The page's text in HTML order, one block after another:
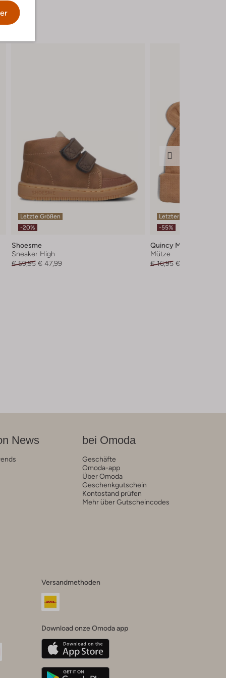
Letzte Größen
-20%
Shoesme
Sneaker High
€ 59,95 € 47,99
Letzter Artikel
-55%
Quincy Mae
Mütze
€ 16,95 € 7,99
News bei Omoda
Geschäfte
Omoda-app
Über Omoda
Geschenkgutschein
Kontostand prüfen
Mehr über Gutscheincodes
Versandmethoden
Download onze Omoda app